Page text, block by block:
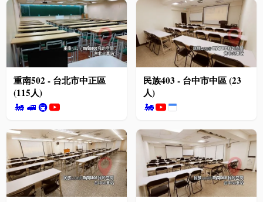
重南502 - 台北市中正區
(115人)
🚂 🚅 🚇
民族403 - 台中市中區 (23
人)
🚂